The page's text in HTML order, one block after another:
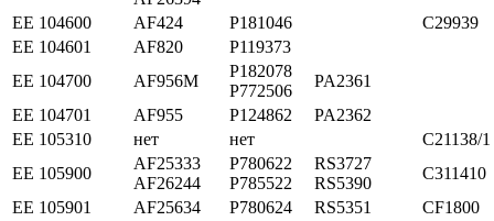
ЕЕ 104600
AF424 P181046
C29939
ЕЕ 104601
AF820
P119373
ЕЕ 104700
AF956M
P182078
P772506
PA2361
ЕЕ 104701
AF955 P124862
PA2362
ЕЕ 105310
нет нет
C21138/1
ЕЕ 105900
AF25333
AF26244
P780622
P785522
RS3727
RS5390
C311410
ЕЕ 105901
AF25634 P780624 RS5351
CF1800